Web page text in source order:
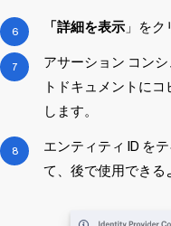
「詳細を表示 」をク
アサーション コン
トドキュメントに
します。
エンティティ ID を
て、後で使用できる